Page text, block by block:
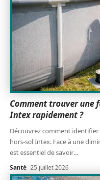
Comment trouver une
Intex rapidement ?
Découvrez comment
hors-sol Intex. Face à une
est essentiel de savoir…
Santé 25 juillet 2026